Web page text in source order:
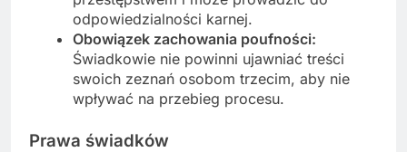
odpowiedzialności karnej.
Obowiązek zachowania poufności:
Świadkowie nie powinni ujawniać treści
swoich zeznań osobom trzecim, aby nie
wpływać na przebieg procesu.
Prawa świadków